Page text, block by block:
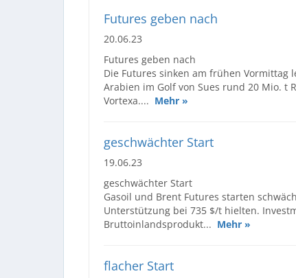
Futures geben nach
20.06.23
Futures geben nach
Die Futures sinken am frühen Vormittag
Arabien im Golf von Sues rund 20 Mio. t
Vortexa.... Mehr »
geschwächter Start
19.06.23
geschwächter Start
Gasoil und Brent Futures starten
Unterstützung bei 735 $/t hielten.
Bruttoinlandsprodukt... Mehr »
flacher Start